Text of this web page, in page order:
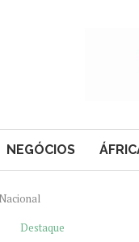
NEGÓCIOS
Destaque